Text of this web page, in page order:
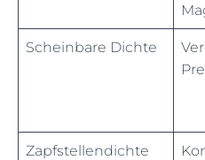
Scheinbare Dichte
Zapfstellendichte